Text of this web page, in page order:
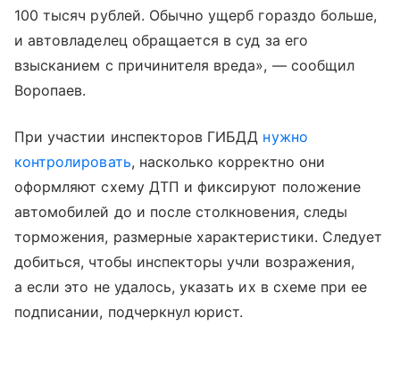
100 тысяч рублей. Обычно ущерб гораздо больше,
и автовладелец обращается в суд за его
взысканием с причинителя вреда», — сообщил
Воропаев.
При участии инспекторов ГИБДД нужно
контролировать, насколько корректно они
оформляют схему ДТП и фиксируют положение
автомобилей до и после столкновения, следы
торможения, размерные характеристики. Следует
добиться, чтобы инспекторы учли возражения,
а если это не удалось, указать их в схеме при ее
подписании, подчеркнул юрист.